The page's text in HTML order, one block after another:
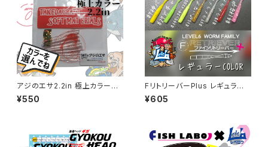
アジのエサ2.2in 極上カラーシ
リーズ【タケダクラフト】
¥550
FリトリーバーPlus レギュラー
カラー各色
¥605